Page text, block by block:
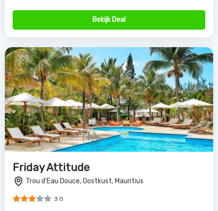
Bekijk Deal
Friday Attitude
Trou d'Eau Douce, Oostkust, Mauritius
3.0